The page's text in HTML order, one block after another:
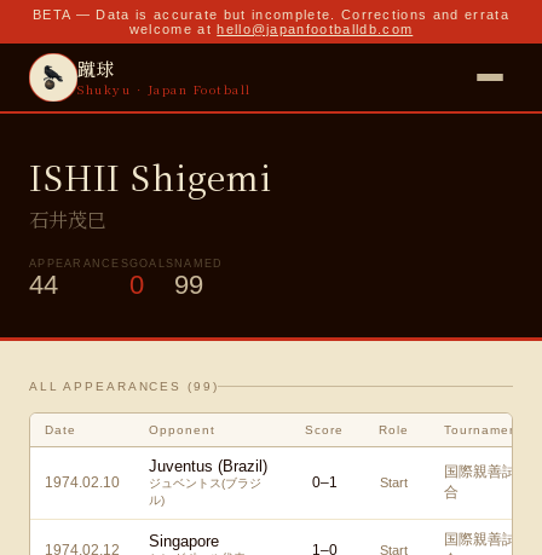
BETA — Data is accurate but incomplete. Corrections and errata
welcome at hello@japanfootballdb.com
蹴球
Shukyu · Japan Football
ISHII Shigemi
石井茂巳
APPEARANCES
44
GOALS
0
NAMED
99
ALL APPEARANCES (99 )
Date Opponent Score Role Tournament
1974.02.10
Juventus (Brazil)
ジュベントス(ブラジ
ル)
0–1 Start
国際親善試
合
1974.02.12 Singapore 1–0 Start
国際親善試